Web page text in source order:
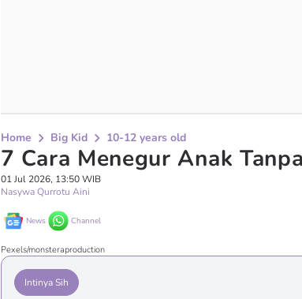
Home Big Kid 10-12 years old
7 Cara Menegur Anak
01 Jul 2026, 13:50 WIB
Nasywa Qurrotu Aini
News Channel
Pexels/monsteraproduction
Intinya Sih